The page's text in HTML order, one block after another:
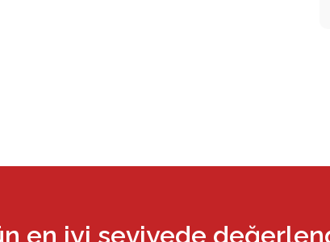
en iyi seviyede